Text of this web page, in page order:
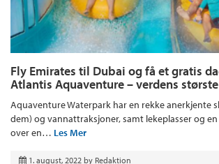
Fly Emirates til Dubai og få et gratis
Atlantis Aquaventure – verdens
Aquaventure Waterpark har en rekke anerkjente
dem) og vannattraksjoner, samt lekeplasser og
over en… Les Mer
1. august, 2022 by Redaktion